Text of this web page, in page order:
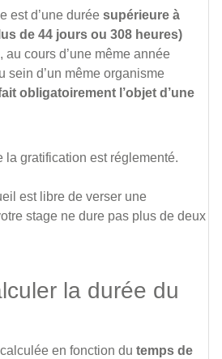
est d’une durée supérieure à
de 44 jours ou 308 heures)
au cours d’une même année
sein d’un même organisme
obligatoirement l’objet d’une
la gratification est réglementé.
est libre de verser une
stage ne dure pas plus de deux
la durée du
en fonction du temps de